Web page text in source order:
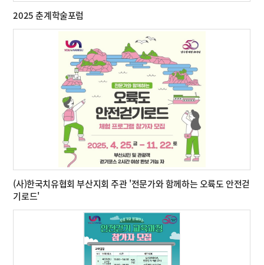
2025 춘계학술포럼
(사)한국치유협회 부산지회 주관 '전문가와 함께하는 오륙도 안전걷
기로드'